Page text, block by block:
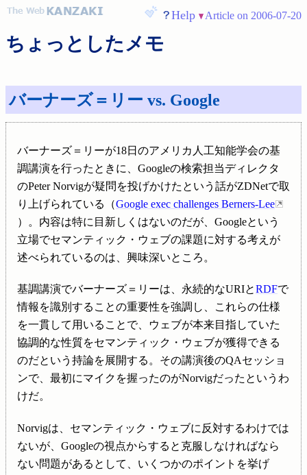
Help Article on 2006-07-20
ちょっとしたメモ
バーナーズ＝リー vs. Google
バーナーズ＝リーが18日のアメリカ人工知能学会の基
調講演を行ったときに、Googleの検索担当ディレクタ
のPeter Norvigが疑問を投げかけたという話がZDNetで取
り上げられている（Google exec challenges Berners-Lee
）。内容は特に目新しくはないのだが、Googleという
立場でセマンティック・ウェブの課題に対する考えが
述べられているのは、興味深いところ。
基調講演でバーナーズ＝リーは、永続的なURIとRDFで
情報を識別することの重要性を強調し、これらの仕様
を一貫して用いることで、ウェブが本来目指していた
協調的な性質をセマンティック・ウェブが獲得できる
のだという持論を展開する。その講演後のQAセッショ
ンで、最初にマイクを握ったのがNorvigだったというわ
けだ。
Norvigは、セマンティック・ウェブに反対するわけでは
ないが、Googleの視点からすると克服しなければなら
ない問題があるとして、いくつかのポイントを挙げ